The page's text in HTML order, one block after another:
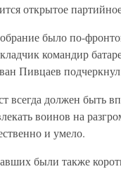
открытое
было по-
командир
Пивцаев
всегда должен быть
воинов на
и умело.
были также